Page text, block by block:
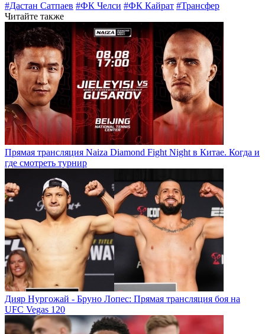
#Дастан Сатпаев #ФК Челси #ФК Кайрат #Трансфер
Читайте также
Прямая трансляция Naiza Diamond Fight Night в Китае. Когда и
где смотреть турнир
Дияр Нургожай - Бруно Лопес: Прямая трансляция боя на
UFC Vegas 120